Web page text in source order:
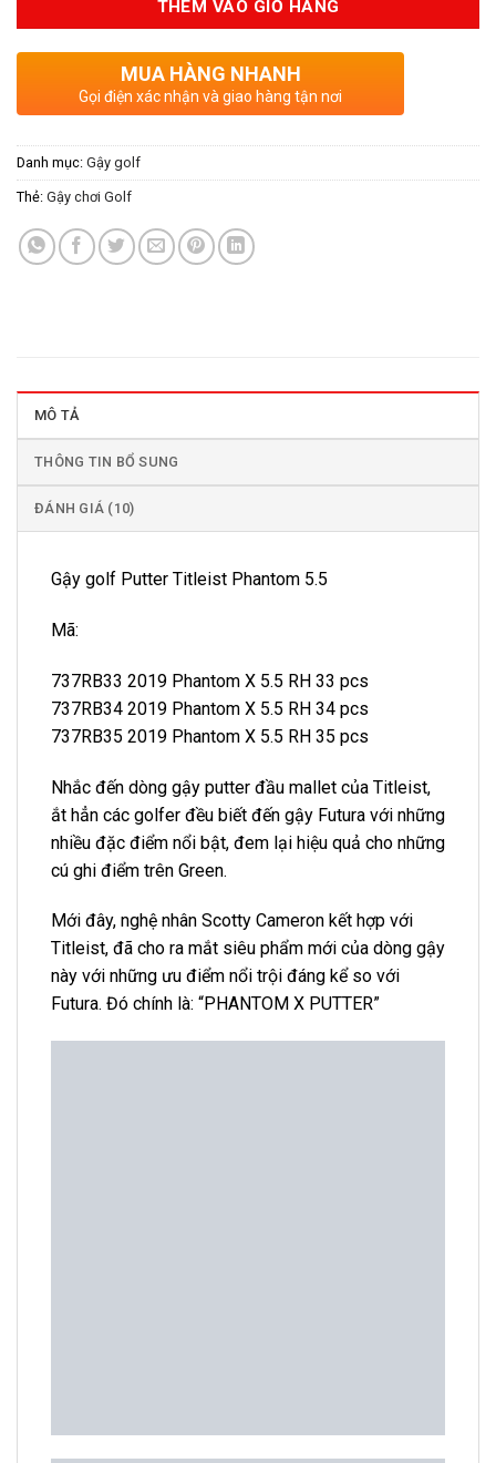
THÊM VÀO GIỎ HÀNG
MUA HÀNG NHANH
Gọi điện xác nhận và giao hàng tận nơi
Danh mục: Gậy golf
Thẻ: Gậy chơi Golf
MÔ TẢ
THÔNG TIN BỔ SUNG
ĐÁNH GIÁ (10)
Gậy golf Putter Titleist Phantom 5.5
Mã:
737RB33 2019 Phantom X 5.5 RH 33 pcs
737RB34 2019 Phantom X 5.5 RH 34 pcs
737RB35 2019 Phantom X 5.5 RH 35 pcs
Nhắc đến dòng gậy putter đầu mallet của Titleist,
ắt hẳn các golfer đều biết đến gậy Futura với những
nhiều đặc điểm nổi bật, đem lại hiệu quả cho những
cú ghi điểm trên Green.
Mới đây, nghệ nhân Scotty Cameron kết hợp với
Titleist, đã cho ra mắt siêu phẩm mới của dòng gậy
này với những ưu điểm nổi trội đáng kể so với
Futura. Đó chính là: “PHANTOM X PUTTER”